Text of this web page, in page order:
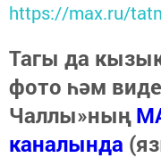
https://max.ru/
Тагы да
фото һәм
Чаллы»ның
каналында